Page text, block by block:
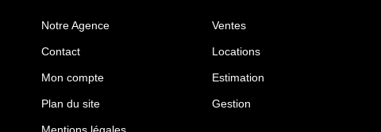
Notre Agence
Contact
Mon compte
Plan du site
Ventes
Locations
Estimation
Gestion